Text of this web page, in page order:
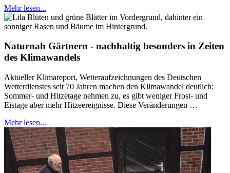
Mehr lesen...
Naturnah Gärtnern - nachhaltig besonders in Zeiten
des Klimawandels
Aktueller Klimareport, Wetteraufzeichnungen des Deutschen
Wetterdienstes seit 70 Jahren machen den Klimawandel deutlich:
Sommer- und Hitzetage nehmen zu, es gibt weniger Frost- und
Eistage aber mehr Hitzeereignisse. Diese Veränderungen …
Mehr lesen...